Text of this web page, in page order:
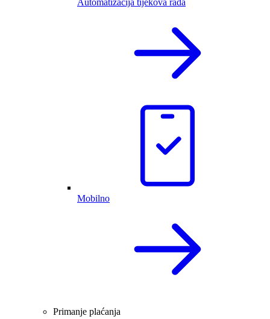
Automatizacija tijekova rada
Mobilno
Primanje plaćanja